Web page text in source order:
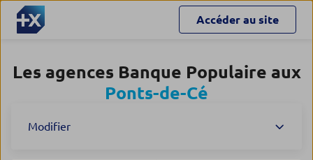
Accéder au site
Les agences Banque Populaire aux
Ponts-de-Cé
Modifier